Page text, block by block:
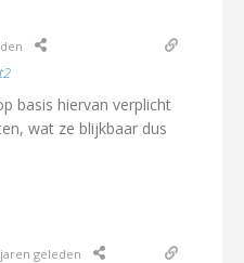
basis hiervan verplicht
wat ze blijkbaar dus
geleden